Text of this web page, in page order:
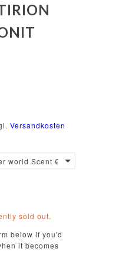
Versandkosten
world Scent €1200 / 100ml
sold out.
below if you'd
it becomes